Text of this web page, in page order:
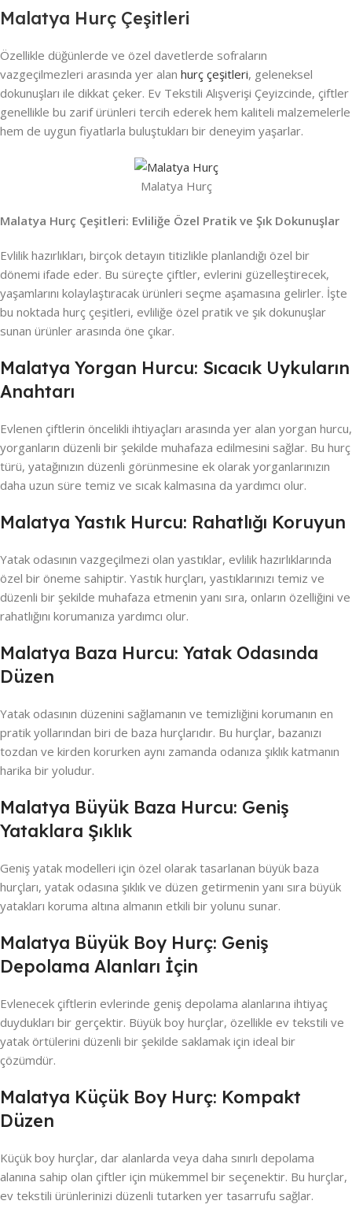
Malatya Hurç Çeşitleri
Özellikle düğünlerde ve özel davetlerde sofraların
vazgeçilmezleri arasında yer alan hurç çeşitleri, geleneksel
dokunuşları ile dikkat çeker. Ev Tekstili Alışverişi Çeyizcinde, çiftler
genellikle bu zarif ürünleri tercih ederek hem kaliteli malzemelerle
hem de uygun fiyatlarla buluştukları bir deneyim yaşarlar.
Malatya Hurç
Malatya Hurç Çeşitleri: Evliliğe Özel Pratik ve Şık Dokunuşlar
Evlilik hazırlıkları, birçok detayın titizlikle planlandığı özel bir
dönemi ifade eder. Bu süreçte çiftler, evlerini güzelleştirecek,
yaşamlarını kolaylaştıracak ürünleri seçme aşamasına gelirler. İşte
bu noktada hurç çeşitleri, evliliğe özel pratik ve şık dokunuşlar
sunan ürünler arasında öne çıkar.
Malatya Yorgan Hurcu: Sıcacık Uykuların
Anahtarı
Evlenen çiftlerin öncelikli ihtiyaçları arasında yer alan yorgan hurcu,
yorganların düzenli bir şekilde muhafaza edilmesini sağlar. Bu hurç
türü, yatağınızın düzenli görünmesine ek olarak yorganlarınızın
daha uzun süre temiz ve sıcak kalmasına da yardımcı olur.
Malatya Yastık Hurcu: Rahatlığı Koruyun
Yatak odasının vazgeçilmezi olan yastıklar, evlilik hazırlıklarında
özel bir öneme sahiptir. Yastık hurçları, yastıklarınızı temiz ve
düzenli bir şekilde muhafaza etmenin yanı sıra, onların özelliğini ve
rahatlığını korumanıza yardımcı olur.
Malatya Baza Hurcu: Yatak Odasında
Düzen
Yatak odasının düzenini sağlamanın ve temizliğini korumanın en
pratik yollarından biri de baza hurçlarıdır. Bu hurçlar, bazanızı
tozdan ve kirden korurken aynı zamanda odanıza şıklık katmanın
harika bir yoludur.
Malatya Büyük Baza Hurcu: Geniş
Yataklara Şıklık
Geniş yatak modelleri için özel olarak tasarlanan büyük baza
hurçları, yatak odasına şıklık ve düzen getirmenin yanı sıra büyük
yatakları koruma altına almanın etkili bir yolunu sunar.
Malatya Büyük Boy Hurç: Geniş
Depolama Alanları İçin
Evlenecek çiftlerin evlerinde geniş depolama alanlarına ihtiyaç
duydukları bir gerçektir. Büyük boy hurçlar, özellikle ev tekstili ve
yatak örtülerini düzenli bir şekilde saklamak için ideal bir
çözümdür.
Malatya Küçük Boy Hurç: Kompakt
Düzen
Küçük boy hurçlar, dar alanlarda veya daha sınırlı depolama
alanına sahip olan çiftler için mükemmel bir seçenektir. Bu hurçlar,
ev tekstili ürünlerinizi düzenli tutarken yer tasarrufu sağlar.